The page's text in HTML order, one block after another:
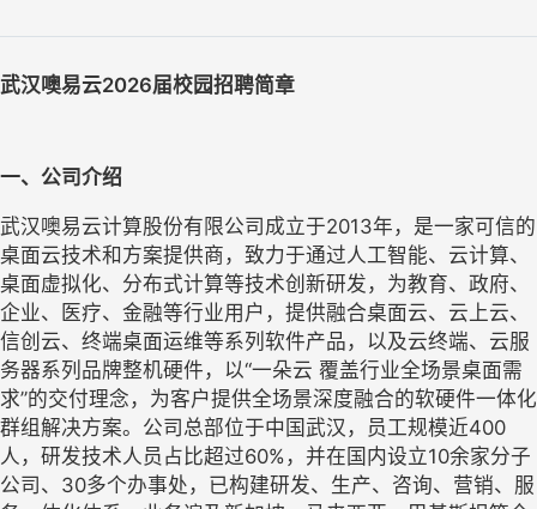
武汉噢易云2026届校园招聘简章
一、公司介绍
武汉噢易云计算股份有限公司成立于2013年，是一家可信的
桌面云技术和方案提供商，致力于通过人工智能、云计算、
桌面虚拟化、分布式计算等技术创新研发，为教育、政府、
企业、医疗、金融等行业用户，提供融合桌面云、云上云、
信创云、终端桌面运维等系列软件产品，以及云终端、云服
务器系列品牌整机硬件，以“一朵云 覆盖行业全场景桌面需
求”的交付理念，为客户提供全场景深度融合的软硬件一体化
群组解决方案。公司总部位于中国武汉，员工规模近400
人，研发技术人员占比超过60%，并在国内设立10余家分子
公司、30多个办事处，已构建研发、生产、咨询、营销、服